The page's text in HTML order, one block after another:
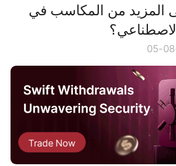
2025 إلى المزيد من المكاسب في